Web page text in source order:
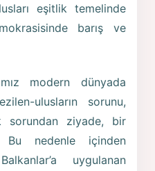
eşitlik temelinde
barış ve
modern dünyada
ulusların sorunu,
sorundan ziyade, bir
Bu nedenle içinden
uygulanan